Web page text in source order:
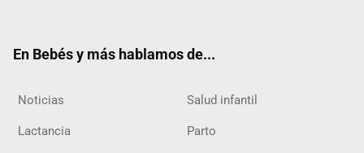
En Bebés y más hablamos de...
Noticias Salud infantil
Lactancia Parto